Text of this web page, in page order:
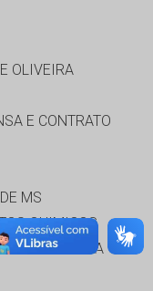
OLIVEIRA
E CONTRATO
MS
QUIMICOS
PEREIRA